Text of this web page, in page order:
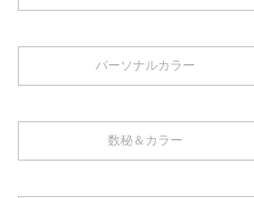
パーソナルカラー
数秘＆カラー